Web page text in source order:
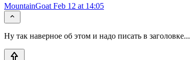
MountainGoat Feb 12 at 14:05
Ну так наверное об этом и надо писать в заголовке...